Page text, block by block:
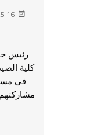
16 Nov 2025
رئيس
كلية
في